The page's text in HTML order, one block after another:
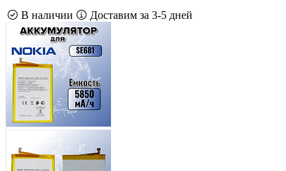
В наличии Доставим за 3-5 дней